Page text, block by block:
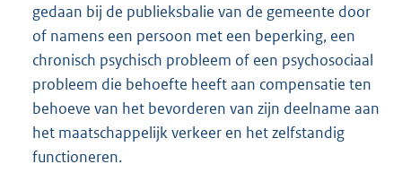
gedaan bij de publieksbalie van de gemeente door
of namens een persoon met een beperking, een
chronisch psychisch probleem of een psychosociaal
probleem die behoefte heeft aan compensatie ten
behoeve van het bevorderen van zijn deelname aan
het maatschappelijk verkeer en het zelfstandig
functioneren.